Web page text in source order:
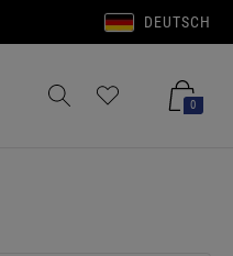
DEUTSCH
Merkzettel aufklappenWarenkorb
0